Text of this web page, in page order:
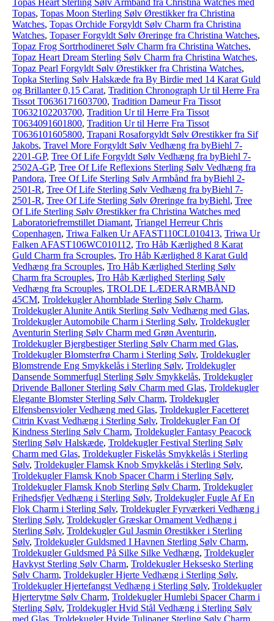
Topas Heart Sterling Sølv Armbånd fra Christina Watches med
Topas, Topas Moon Sterling Sølv Ørestikker fra Christina
Watches, Topas Orchide Forgyldt Sølv Charm fra Christina
Watches, Topaser Forgyldt Sølv Øreringe fra Christina Watches,
Topaz Frog Sortrhodineret Sølv Charm fra Christina Watches,
Topaz Heart Dream Sterling Sølv Charm fra Christina Watches,
Topaz Pearl Forgyldt Sølv Ørestikker fra Christina Watches,
Topka Sterling Sølv Halskæde fra By Birdie med 14 Karat Guld
og Brillanter 0,15 Carat, Tradition Chronograph Ur til Herre Fra
Tissot T0636171603700, Tradition Dameur Fra Tissot
T0632102203700, Tradition Ur til Herre Fra Tissot
T0634091601800, Tradition Ur til Herre Fra Tissot
T0636101605800, Trapani Rosaforgyldt Sølv Ørestikker fra Sif
Jakobs, Travel More Forgyldt Sølv Vedhæng fra byBiehl 7-
2201-GP, Tree Of Life Forgyldt Sølv Vedhæng fra byBiehl 7-
2502A-GP, Tree Of Life Reflexions Sterling Sølv Vedhæng fra
Pandora, Tree Of Life Sterling Sølv Armbånd fra byBiehl 2-
2501-R, Tree Of Life Sterling Sølv Vedhæng fra byBiehl 7-
2501-R, Tree Of Life Sterling Sølv Øreringe fra byBiehl, Tree
Of Life Sterling Sølv Ørestikker fra Christina Watches med
Laboratoriefremstillet Diamant, Triangel Herreur Chris
Copenhagen, Triwa Falken Ur AFAST110CL010413, Triwa Ur
Falken AFAST106WC010112, Tro Håb Kærlighed 8 Karat
Guld Charm fra Scrouples, Tro Håb Kærlighed 8 Karat Guld
Vedhæng fra Scrouples, Tro Håb Kærlighed Sterling Sølv
Charm fra Scrouples, Tro Håb Kærlighed Sterling Sølv
Vedhæng fra Scrouples, TROLDE LÆDERARMBÅND
45CM, Troldekugler Ahornblade Sterling Sølv Charm,
Troldekugler Alunite Antik Sterling Sølv Vedhæng med Glas,
Troldekugler Automobile Charm i Sterling Sølv, Troldekugler
Aventurin Sterling Sølv Charm med Grøn Aventurin,
Troldekugler Bjergbestiger Sterling Sølv Charm med Glas,
Troldekugler Blomsterfrø Charm i Sterling Sølv, Troldekugler
Blomstrende Eng Smykkelås i Sterling Sølv, Troldekugler
Dansende Sommerfugl Sterling Sølv Smykkelås, Troldekugler
Drivende Balloner Sterling Sølv Charm med Glas, Troldekugler
Elegante Blomster Sterling Sølv Charm, Troldekugler
Elfensbensvioler Vedhæng med Glas, Troldekugler Facetteret
Citrin Kvast Vedhæng i Sterling Sølv, Troldekugler Fan Of
Kindness Sterling Sølv Charm, Troldekugler Fantasy Peacock
Sterling Sølv Halskæde, Troldekugler Festival Sterling Sølv
Charm med Glas, Troldekugler Fiskelås Smykkelås i Sterling
Sølv, Troldekugler Flamsk Knob Smykkelås i Sterling Sølv,
Troldekugler Flamsk Knob Spacer Charm i Sterling Sølv,
Troldekugler Flamsk Knob Sterling Sølv Charm, Troldekugler
Frihedsfjer Vedhæng i Sterling Sølv, Troldekugler Fugle Af En
Flok Charm i Sterling Sølv, Troldekugler Fyrværkeri Vedhæng i
Sterling Sølv, Troldekugler Græskar Ornament Vedhæng i
Sterling Sølv, Troldekugler Gul Jasmin Ørestikker i Sterling
Sølv, Troldekugler Guldsmed I Havnen Sterling Sølv Charm,
Troldekugler Guldsmed På Silke Silke Vedhæng, Troldekugler
Havkyst Sterling Sølv Charm, Troldekugler Heksesko Sterling
Sølv Charm, Troldekugler Hjerte Vedhæng i Sterling Sølv,
Troldekugler Hjertefangst Vedhæng i Sterling Sølv, Troldekugler
Hjerterytme Sølv Charm, Troldekugler Humlebi Spacer Charm i
Sterling Sølv, Troldekugler Hvid Stål Vedhæng i Sterling Sølv
med Glas, Troldekugler Hvide Tulipaner Sterling Sølv Charm,